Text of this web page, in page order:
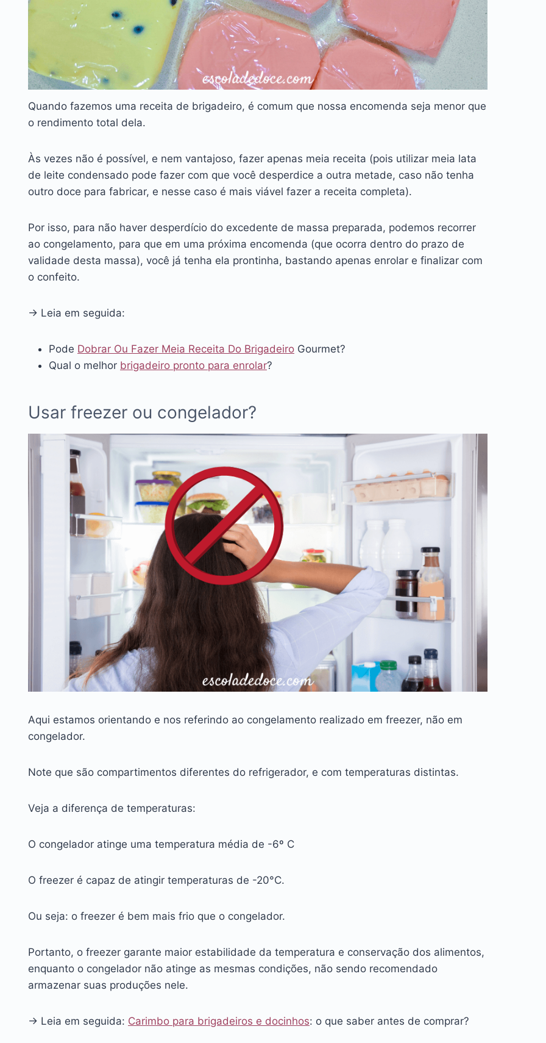
Quando fazemos uma receita de brigadeiro, é comum que nossa encomenda seja menor que
o rendimento total dela.
Às vezes não é possível, e nem vantajoso, fazer apenas meia receita (pois utilizar meia lata
de leite condensado pode fazer com que você desperdice a outra metade, caso não tenha
outro doce para fabricar, e nesse caso é mais viável fazer a receita completa).
Por isso, para não haver desperdício do excedente de massa preparada, podemos recorrer
ao congelamento, para que em uma próxima encomenda (que ocorra dentro do prazo de
validade desta massa), você já tenha ela prontinha, bastando apenas enrolar e finalizar com
o confeito.
→ Leia em seguida:
Pode Dobrar Ou Fazer Meia Receita Do Brigadeiro Gourmet?
Qual o melhor brigadeiro pronto para enrolar?
Usar freezer ou congelador?
Aqui estamos orientando e nos referindo ao congelamento realizado em freezer, não em
congelador.
Note que são compartimentos diferentes do refrigerador, e com temperaturas distintas.
Veja a diferença de temperaturas:
O congelador atinge uma temperatura média de -6º C
O freezer é capaz de atingir temperaturas de -20°C.
Ou seja: o freezer é bem mais frio que o congelador.
Portanto, o freezer garante maior estabilidade da temperatura e conservação dos alimentos,
enquanto o congelador não atinge as mesmas condições, não sendo recomendado
armazenar suas produções nele.
→ Leia em seguida: Carimbo para brigadeiros e docinhos: o que saber antes de comprar?